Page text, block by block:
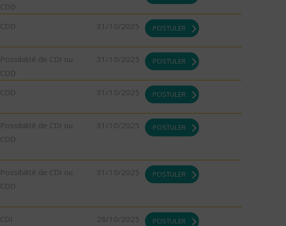
CDD
CDD 31/10/2025 POSTULER
Possibilité de CDI ou
CDD
31/10/2025 POSTULER
CDD 31/10/2025 POSTULER
Possibilité de CDI ou
CDD
31/10/2025 POSTULER
Possibilité de CDI ou
CDD
31/10/2025 POSTULER
CDI 28/10/2025 POSTULER